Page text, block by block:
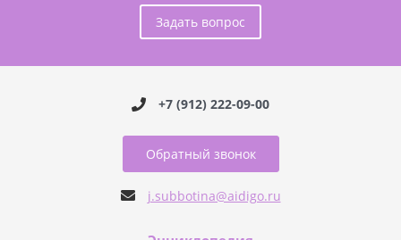
Задать вопрос
+7 (912) 222-09-00
Обратный звонок
j.subbotina@aidigo.ru